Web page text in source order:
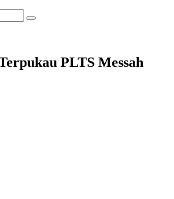
PLTS Messah